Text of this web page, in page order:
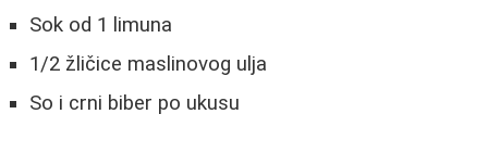
Sok od 1 limuna
1/2 žličice maslinovog ulja
So i crni biber po ukusu